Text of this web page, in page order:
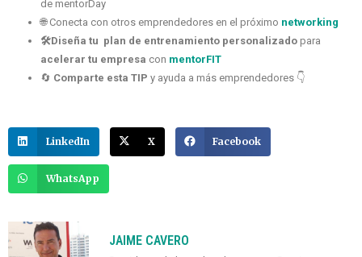
de mentorDay
🌐 Conecta con otros emprendedores en el próximo networking
🛠️Diseña tu plan de entrenamiento personalizado para
acelerar tu empresa con mentorFIT
🔄 Comparte esta TIP y ayuda a más emprendedores 👇
LinkedIn X Facebook
WhatsApp
JAIME CAVERO